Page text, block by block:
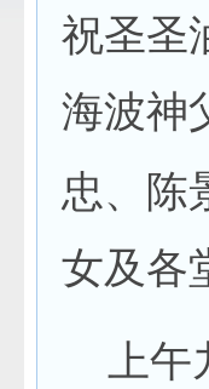
祝圣圣
海波神
忠、陈
女及各
上午